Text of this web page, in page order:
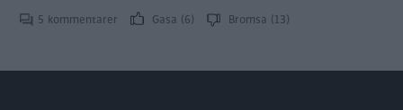
5 kommentarer Gasa (6) Bromsa (13)